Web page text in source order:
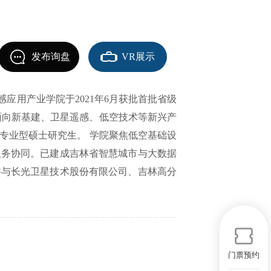
发布询盘 VR展示
用产业学院于2021年6月获批首批省级
新基建、卫星遥感、低空技术等新兴产
业型硕士研究生。 学院聚焦低空基础设
协同。已建成吉林省智慧城市与大数据
长光卫星技术股份有限公司、吉林高分
门票预约